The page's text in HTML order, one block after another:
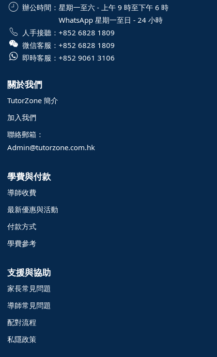
辦公時間： 星期一至六 - 上午 9 時至下午 6 時
WhatsApp 星期一至日 - 24 小時
人手接聽： +852 6828 1809
微信客服： +852 6828 1809
即時客服： +852 9061 3106
關於我們
TutorZone 簡介
加入我們
聯絡郵箱：
Admin@tutorzone.com.hk
學費與付款
導師收費
最新優惠與活動
付款方式
學費參考
支援與協助
家長常見問題
導師常見問題
配對流程
私隱政策